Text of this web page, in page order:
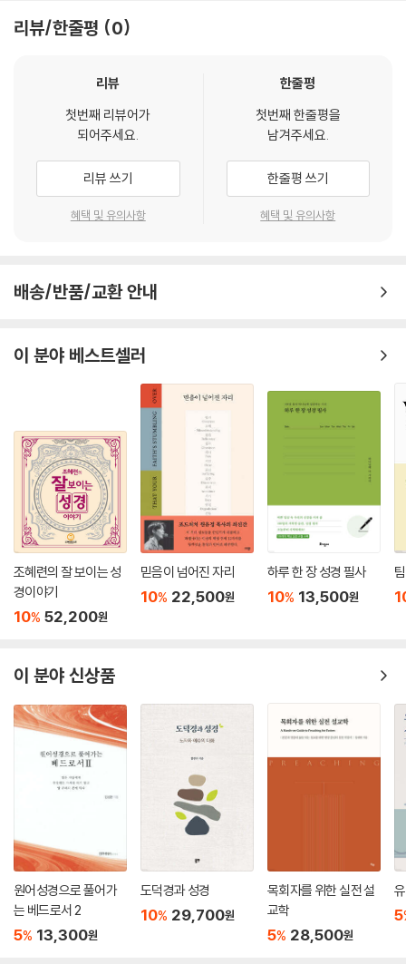
는 자는 지혜를 구하여도 얻지 못하나, 깨닫는 자에게는 지식이 쉬우니라』
라고 푸념하는 어리석은 군상들이다.
하나님께서는 거듭난 성도들이 예수 그리스도 안에 감춰진 지혜와 지식의
보화를(골 2:3) 풍성하게 캐내기 원하신다. 특히 『그들의 마음이 위로를
받고 사랑으로 엮어져서 완전한 이해의 확신이 모든 풍요함에 이르러 하나
님과 아버지와 그리스도의 신비의 지식에』(골 2:2) 이르기를 원하시는 것
이다. 하지만 사탄은 이 일을 방해하고 있다. 변개된 개역성경과 개역개정
판을 통해 상당한 재미를 보고 있는 것인데, 너무나 열악한 이 번역본들은
밀이 되셔야 하는가? 예수님께서 비밀이시라면 어떻게 그분을 믿고 구원
『하늘과 그 안에 있는 것들과 땅과 그 안에 있는 것들과 바다와 그 안에 있
는 것들을 창조하신 영원무궁토록 살아 계신 그분을 두고 맹세하기를 “더
이상 지체하지 않을 것이라. 일곱째 천사가 소리를 내는 날들에 그가 나팔
을 불게 되리니, 그때에 하나님의 신비가 그분께서 자기의 종들인 선지자
들에게 선포하신 것과 같이 이루어질 것이라.”고 하더라』(계 10:6,7).
― “하나님의 신비”는 이 땅을 문자 그대로 통치하시기 위해 실제로 내려
오시는 “지상 재림”을 의미하는 신비다. 왜냐하면 “일곱째 천사”가 나팔
을 불 때, “하나님의 신비”가 성취되기 때문인데, 실제로 그 나팔이 울려
퍼지는 날 하늘에서는 『이 세상의 나라들이 우리 주와 그의 그리스도의 왕
2. 아버지의 신비 : “경건의 신비”(사 9:6, 딤전 3:16)
『이는 우리에게 한 아이가 태어났고 우리에게 한 아들이 주어졌음이니, 정
부가 그의 어깨 위에 있을 것이요, 그의 이름은 경이로운 분이라, 상담자
라, 능하신 하나님이라, 영원하신 아버지라, 화평의 통치자라 불리리라』
― 위 구절에 의하면 “한 아들”이 주어졌는데, 그는 “아들”이면서도 동시
에 “영원하신 아버지”로도 불린다. 이것이 바로 “아버지의 신비”인데, 이
러한 신비가 가능해지기 위해서는 “하나님께서 이 땅에 육신을 입고 나타
나셔야 한다.” 그래서 “아버지의 신비”는 “경건의 신비” 또는 “성육신의
신비”로도 불린다. 『경건의 신비는 논쟁의 여지없이 위대하도다. 하나님께
지 못한 해설과 모호한 영적 교훈이 전혀 없고, 정확한 성경 용어로 정확한
에 관한 갈증을 즉시 해소시켜 준다.
특히 강의 교재 형태가 아닌 “혼자서도 공부할 수 있는 자습서” 형태로 출
간함으로써, 그동안 직접 강의에 참여하지 못하셨던 많은 분들에게 가뭄
끝의 단비와 같은 “성경공부의 기쁨”을 선사해 드리게 되리라 확신한다.
리뷰/한줄평 0
리뷰
첫번째 리뷰어가
되어주세요.
리뷰 쓰기
혜택 및 유의사항
한줄평
첫번째 한줄평을
남겨주세요.
한줄평 쓰기
혜택 및 유의사항
배송/반품/교환 안내
이 분야 베스트셀러
조혜련의 잘 보이는 성
경이야기
10% 52,200원
믿음이 넘어진 자리
10% 22,500원
하루 한 장 성경 필사
10% 13,500원
이 분야 신상품
원어성경으로 풀어가
는 베드로서 2
5% 13,300원
도덕경과 성경
10% 29,700원
목회자를 위한 실전 설
교학
5% 28,500원
5